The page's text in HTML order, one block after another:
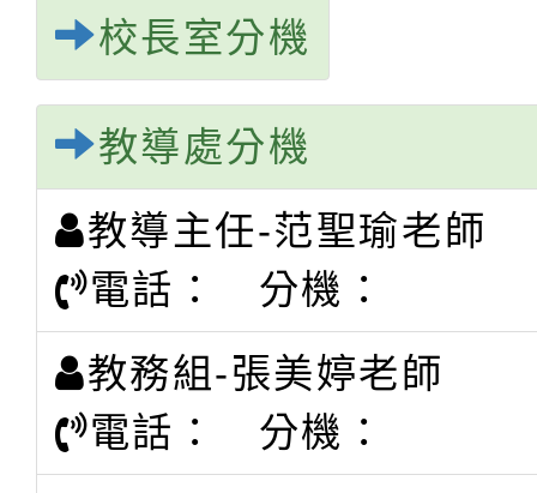
校長室分機
教導處分機
教導主任-范聖瑜老師
電話： 分機：
教務組-張美婷老師
電話： 分機：